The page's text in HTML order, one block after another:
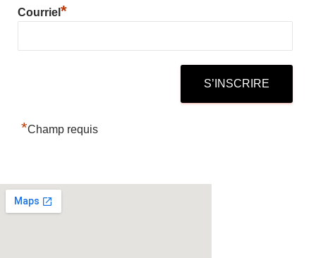
Courriel *
*Champ requis